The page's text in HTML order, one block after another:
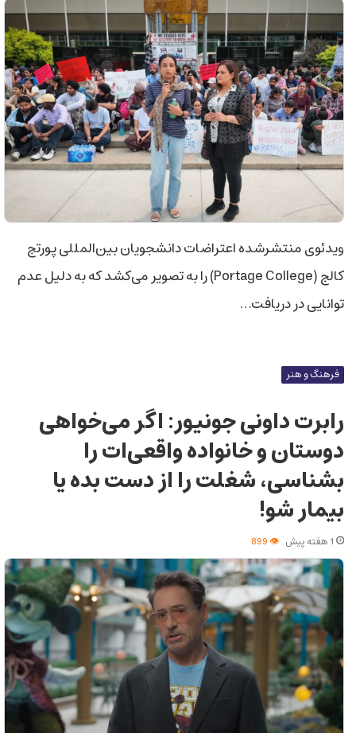
ویدئوی منتشرشده اعتراضات دانشجویان بین‌المللی پورتج
کالج (Portage College) را به تصویر می‌کشد که به دلیل عدم
توانایی در دریافت…
فرهنگ و هنر
رابرت داونی جونیور: اگر می‌خواهی
دوستان و خانواده واقعی‌ات را
بشناسی، شغلت را از دست بده یا
بیمار شو!
1 هفته پیش